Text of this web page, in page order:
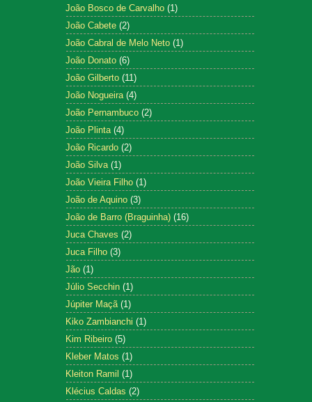
João Bosco de Carvalho (1)
João Cabete (2)
João Cabral de Melo Neto (1)
João Donato (6)
João Gilberto (11)
João Nogueira (4)
João Pernambuco (2)
João Plinta (4)
João Ricardo (2)
João Silva (1)
João Vieira Filho (1)
João de Aquino (3)
João de Barro (Braguinha) (16)
Juca Chaves (2)
Juca Filho (3)
Jão (1)
Júlio Secchin (1)
Júpiter Maçã (1)
Kiko Zambianchi (1)
Kim Ribeiro (5)
Kleber Matos (1)
Kleiton Ramil (1)
Klécius Caldas (2)